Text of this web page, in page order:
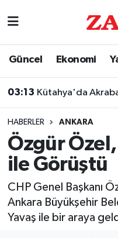
Güncel Ekonomi
03:13 Kütahya'da Akrabalar
HABERLER ANKARA
Özgür
ile Görüştü
CHP Genel Başkanı
Ankara Büyükşehir
Yavaş ile bir araya
Nöbetçi
Trafik Durumu
Süper Lig Puan
Tüm Manşetler
Son Dakika